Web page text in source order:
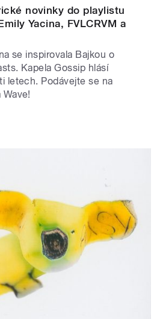
novinky do playlistu
Yacina, FVLCRVM a
se inspirovala Bajkou o
Kapela Gossip hlásí
letech. Podávejte se na